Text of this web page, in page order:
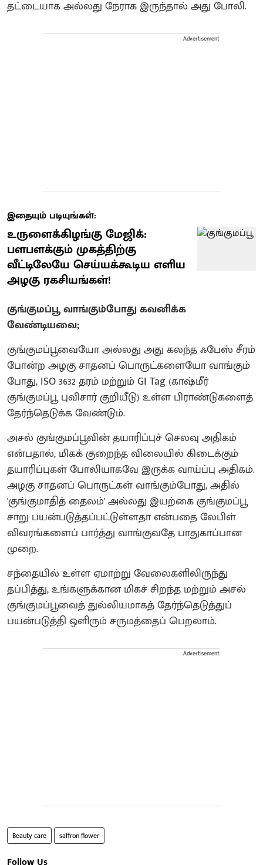
தட்டையாக அல்லது நேராக இருந்தால் அது போலி.
Advertisement
இதையும் படியுங்கள்:
உருளைக்கிழங்கு மேஜிக்:
பளபளக்கும் முகத்திற்கு
வீட்டிலேயே செய்யக்கூடிய எளிய
அழகு ரகசியங்கள்!
குங்குமப்பூ வாங்கும்போது கவனிக்க
வேண்டியவை;
குங்குமப்பூவையோ அல்லது அது கலந்த ஃபேஸ் சீரம்
போன்ற அழகு சாதனப் பொருட்களையோ வாங்கும்
போது, ISO 3632 தரம் மற்றும் GI Tag (காஷ்மீர்
குங்குமப்பூ புவிசார் குறியீடு) உள்ள பிராண்டுகளைத்
தேர்ந்தெடுக்க வேண்டும்.
அசல் குங்குமப்பூவின் தயாரிப்புச் செலவு அதிகம்
என்பதால், மிகக் குறைந்த விலையில் கிடைக்கும்
தயாரிப்புகள் போலியாகவே இருக்க வாய்ப்பு அதிகம்.
அழகு சாதனப் பொருட்கள் வாங்கும்போது, அதில்
'குங்குமாதித் தைலம்' அல்லது இயற்கை குங்குமப்பூ
சாறு பயன்படுத்தப்பட்டுள்ளதா என்பதை லேபிள்
விவரங்களைப் பார்த்து வாங்குவதே பாதுகாப்பான
முறை.
சந்தையில் உள்ள ஏமாற்று வேலைகளிலிருந்து
தப்பித்து, உங்களுக்கான மிகச் சிறந்த மற்றும் அசல்
குங்குமப்பூவைத் துல்லியமாகத் தேர்ந்தெடுத்துப்
பயன்படுத்தி ஒளிரும் சருமத்தைப் பெறலாம்.
Advertisement
Beauty care saffron flower